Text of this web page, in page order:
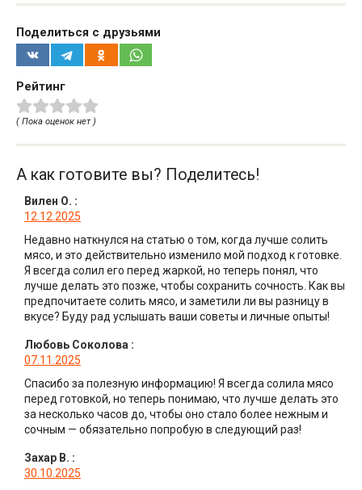
Поделиться с друзьями
Рейтинг
( Пока оценок нет )
А как готовите вы? Поделитесь!
Вилен О. :
12.12.2025
Недавно наткнулся на статью о том, когда лучше солить
мясо, и это действительно изменило мой подход к готовке.
Я всегда солил его перед жаркой, но теперь понял, что
лучше делать это позже, чтобы сохранить сочность. Как вы
предпочитаете солить мясо, и заметили ли вы разницу в
вкусе? Буду рад услышать ваши советы и личные опыты!
Любовь Соколова :
07.11.2025
Спасибо за полезную информацию! Я всегда солила мясо
перед готовкой, но теперь понимаю, что лучше делать это
за несколько часов до, чтобы оно стало более нежным и
сочным — обязательно попробую в следующий раз!
Захар В. :
30.10.2025